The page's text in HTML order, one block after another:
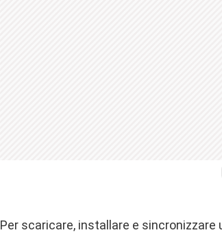
Per scaricare, installare e